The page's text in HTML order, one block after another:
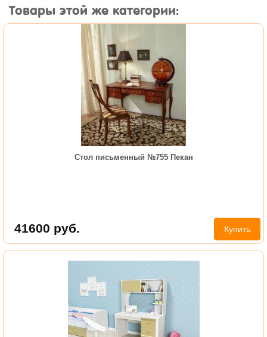
Товары этой же категории:
Стол письменный №755 Пекан
41600 руб. Купить